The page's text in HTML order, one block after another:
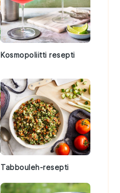
Kosmopoliitti resepti
Tabbouleh-resepti